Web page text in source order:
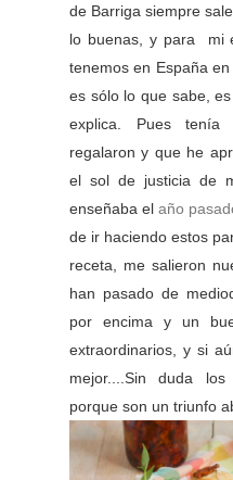
de Barriga siempre
lo buenas, y para mi
tenemos en España
es sólo lo que sabe,
explica. Pues
regalaron y que he
el sol de justicia de
enseñaba el año
de ir haciendo estos
receta, me salieron
han pasado de
por encima y un
extraordinarios, y si
mejor....Sin duda
porque son un triunfo